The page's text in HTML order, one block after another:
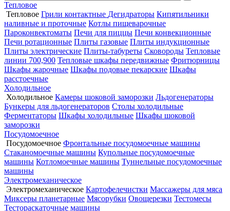
Тепловое
Тепловое Грили контактные Дегидраторы Кипятильники
наливные и проточные Котлы пищеварочные
Пароконвектоматы Печи для пиццы Печи конвекционные
Печи ротационные Плиты газовые Плиты индукционные
Плиты электрические Плиты-табуреты Сковороды Тепловые
линии 700,900 Тепловые шкафы передвижные Фритюрницы
Шкафы жарочные Шкафы подовые пекарские Шкафы
расстоечные
Холодильное
Холодильное Камеры шоковой заморозки Льдогенераторы
Бункеры для льдогенераторов Столы холодильные
Ферментаторы Шкафы холодильные Шкафы шоковой
заморозки
Посудомоечное
Посудомоечное Фронтальные посудомоечные машины
Стаканомоечные машины Купольные посудомоечные
машины Котломоечные машины Туннельные посудомоечные
машины
Электромеханическое
Электромеханическое Картофелечистки Массажеры для мяса
Миксеры планетарные Мясорубки Овощерезки Тестомесы
Тестораскаточные машины